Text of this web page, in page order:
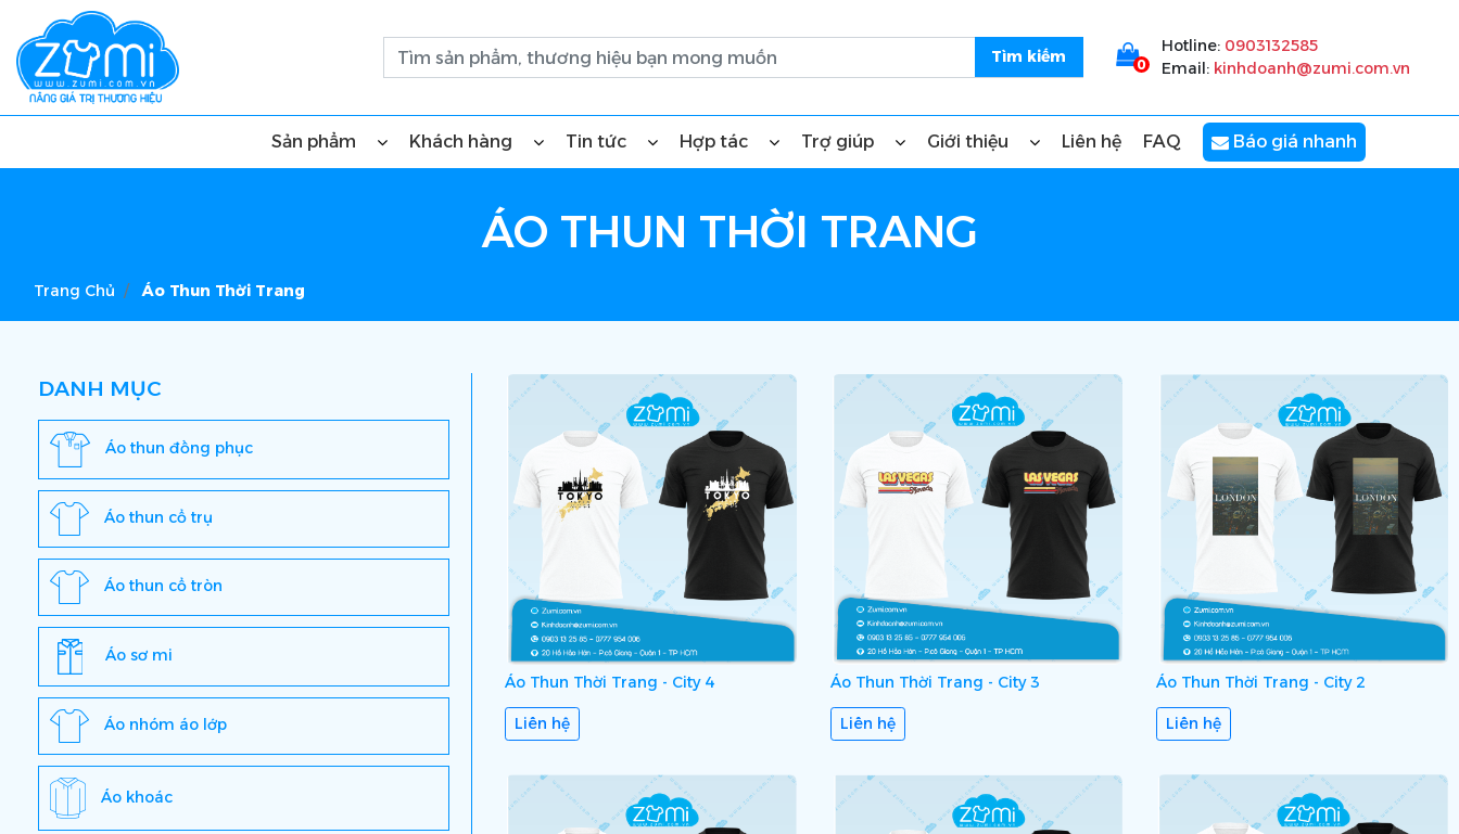
0
Hotline: 0903132585
Email: kinhdoanh@zumi.com.vn
Sản phẩm Khách hàng Tin tức Hợp tác Trợ giúp Giới thiệu Liên hệ FAQ Báo giá nhanh
ÁO THUN THỜI TRANG
Trang Chủ Áo Thun Thời Trang
DANH MỤC
Áo thun đồng phục
Áo thun cổ trụ
Áo thun cổ tròn
Áo sơ mi
Áo nhóm áo lớp
Áo khoác
Áo Thun Thời Trang - City 4
Liên hệ
Áo Thun Thời Trang - City 3
Liên hệ
Áo Thun Thời Trang - City 2
Liên hệ